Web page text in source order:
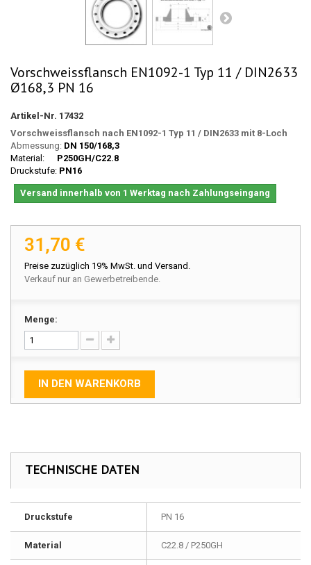
Vorschweissflansch EN1092-1 Typ 11 / DIN2633
Ø168,3 PN 16
Artikel-Nr. 17432
Vorschweissflansch nach EN1092-1 Typ 11 / DIN2633 mit 8-Loch
Abmessung: DN 150/168,3
Material: P250GH/C22.8
Druckstufe: PN16
Versand innerhalb von 1 Werktag nach Zahlungseingang
31,70 €
Preise zuzüglich 19% MwSt. und Versand.
Verkauf nur an Gewerbetreibende.
Menge:
IN DEN WARENKORB
TECHNISCHE DATEN
Druckstufe PN 16
Material C22.8 / P250GH